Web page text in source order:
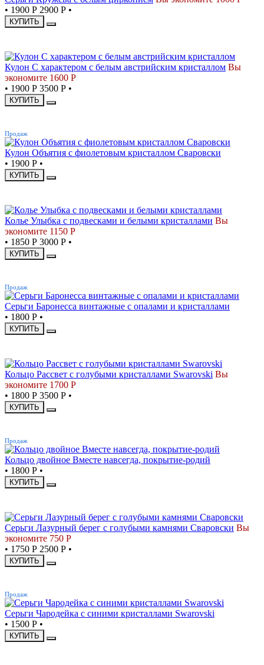
• 1900 Р 2900 Р •
КУПИТЬ
Кулон С характером с белым австрийским кристаллом Вы
экономите 1600 Р
• 1900 Р 3500 Р •
КУПИТЬ
Продаж
Кулон Объятия с фиолетовым кристаллом Сваровски
• 1900 Р •
КУПИТЬ
Колье Улыбка с подвесками и белыми кристаллами Вы
экономите 1150 Р
• 1850 Р 3000 Р •
КУПИТЬ
Продаж
Серьги Баронесса винтажные с опалами и кристаллами
• 1800 Р •
КУПИТЬ
Кольцо Рассвет с голубыми кристаллами Swarovski Вы
экономите 1700 Р
• 1800 Р 3500 Р •
КУПИТЬ
Продаж
Кольцо двойное Вместе навсегда, покрытие-родий
• 1800 Р •
КУПИТЬ
Серьги Лазурный берег с голубыми камнями Сваровски Вы
экономите 750 Р
• 1750 Р 2500 Р •
КУПИТЬ
Продаж
Серьги Чародейка с синими кристаллами Swarovski
• 1500 Р •
КУПИТЬ